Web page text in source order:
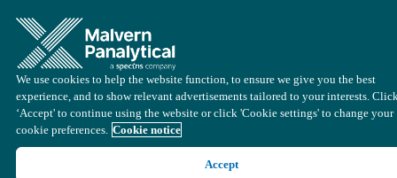
We use cookies to help the website function, to ensure we give you the best
experience, and to show relevant advertisements tailored to your interests.
‘Accept' to continue using the website or click 'Cookie settings' to change your
cookie preferences. Cookie notice
Accept